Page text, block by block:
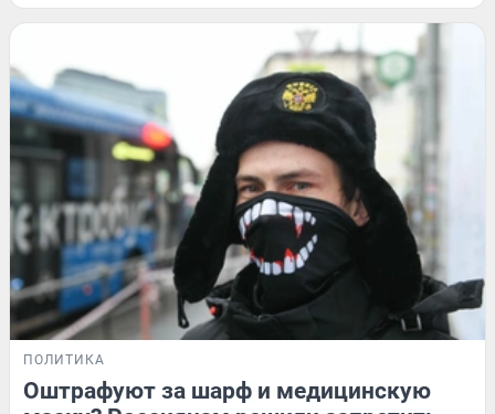
ПОЛИТИКА
Оштрафуют за шарф и медицинскую